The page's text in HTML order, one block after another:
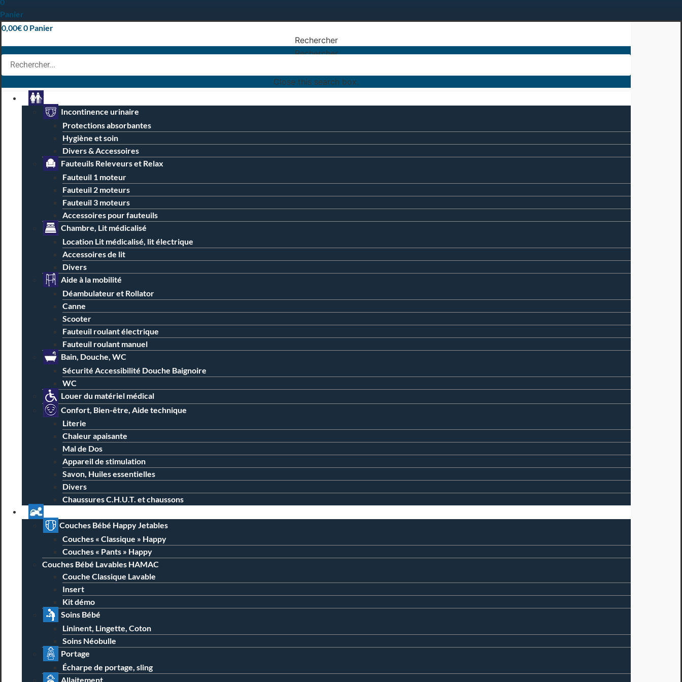
Panier
0,00€0 Panier
Rechercher
Rechercher
Close this search box.
Incontinence urinaire
Protections absorbantes
Hygiène et soin
Divers & Accessoires
Fauteuils Releveurs et Relax
Fauteuil 1 moteur
Fauteuil 2 moteurs
Fauteuil 3 moteurs
Accessoires pour fauteuils
Chambre, Lit médicalisé
Location Lit médicalisé, lit électrique
Accessoires de lit
Divers
Aide à la mobilité
Déambulateur et Rollator
Canne
Scooter
Fauteuil roulant électrique
Fauteuil roulant manuel
Bain, Douche, WC
Sécurité Accessibilité Douche Baignoire
WC
Louer du matériel médical
Confort, Bien-être, Aide technique
Literie
Chaleur apaisante
Mal de Dos
Appareil de stimulation
Savon, Huiles essentielles
Divers
Chaussures C.H.U.T. et chaussons
Couches Bébé Happy Jetables
Couches « Classique » Happy
Couches « Pants » Happy
Couches Bébé Lavables HAMAC
Couche Classique Lavable
Insert
Kit démo
Soins Bébé
Lininent, Lingette, Coton
Soins Néobulle
Portage
Écharpe de portage, sling
Allaitement